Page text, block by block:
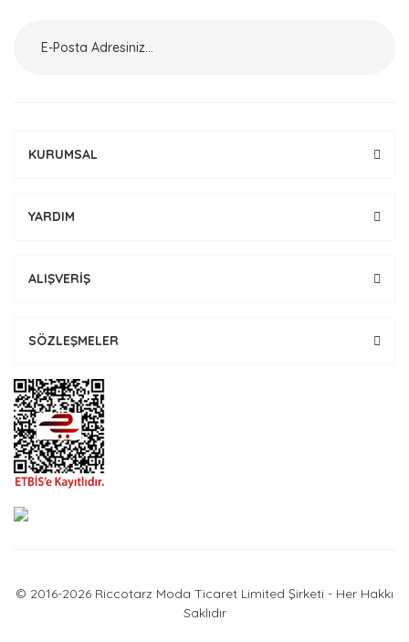
KURUMSAL
YARDIM
ALIŞVERİŞ
SÖZLEŞMELER
© 2016-2026 Riccotarz Moda Ticaret Limited Şirketi - Her Hakkı
Saklıdır